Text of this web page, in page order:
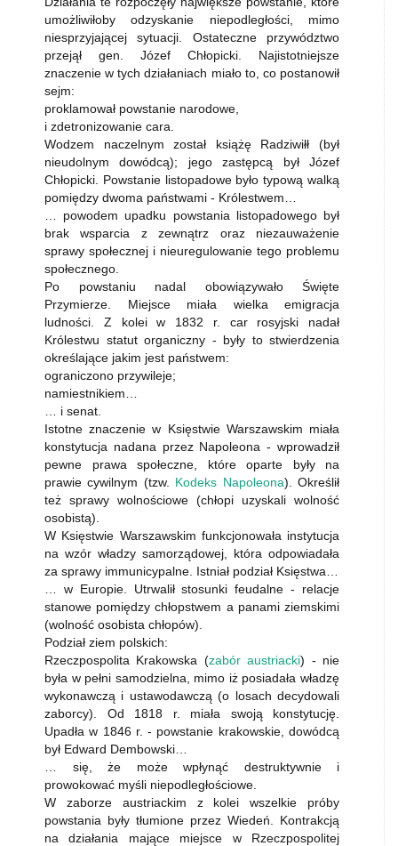
umożliwiłoby odzyskanie niepodległości, mimo
niesprzyjającej sytuacji. Ostateczne przywództwo
przejął gen. Józef Chłopicki. Najistotniejsze
znaczenie w tych działaniach miało to, co postanowił
sejm:
proklamował powstanie narodowe,
i zdetronizowanie cara.
Wodzem naczelnym został książę Radziwiłł (był
nieudolnym dowódcą); jego zastępcą był Józef
Chłopicki. Powstanie listopadowe było typową walką
pomiędzy dwoma państwami - Królestwem…
… powodem upadku powstania listopadowego był
brak wsparcia z zewnątrz oraz niezauważenie
sprawy społecznej i nieuregulowanie tego problemu
społecznego.
Po powstaniu nadal obowiązywało Święte
Przymierze. Miejsce miała wielka emigracja
ludności. Z kolei w 1832 r. car rosyjski nadał
Królestwu statut organiczny - były to stwierdzenia
określające jakim jest państwem:
ograniczono przywileje;
namiestnikiem…
… i senat.
Istotne znaczenie w Księstwie Warszawskim miała
konstytucja nadana przez Napoleona - wprowadził
pewne prawa społeczne, które oparte były na
prawie cywilnym (tzw. Kodeks Napoleona). Określił
też sprawy wolnościowe (chłopi uzyskali wolność
osobistą).
W Księstwie Warszawskim funkcjonowała instytucja
na wzór władzy samorządowej, która odpowiadała
za sprawy immunicypalne. Istniał podział Księstwa…
… w Europie. Utrwalił stosunki feudalne - relacje
stanowe pomiędzy chłopstwem a panami ziemskimi
(wolność osobista chłopów).
Podział ziem polskich:
Rzeczpospolita Krakowska (zabór austriacki) - nie
była w pełni samodzielna, mimo iż posiadała władzę
wykonawczą i ustawodawczą (o losach decydowali
zaborcy). Od 1818 r. miała swoją konstytucję.
Upadła w 1846 r. - powstanie krakowskie, dowódcą
był Edward Dembowski…
… się, że może wpłynąć destruktywnie i
prowokować myśli niepodległościowe.
W zaborze austriackim z kolei wszelkie próby
powstania były tłumione przez Wiedeń. Kontrakcją
na działania mające miejsce w Rzeczpospolitej